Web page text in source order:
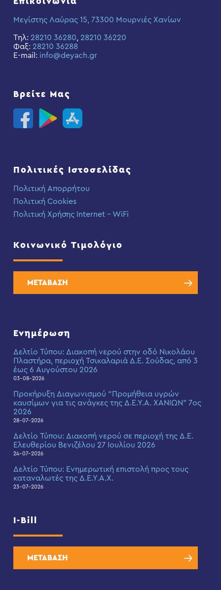
Μεγίστης Λαύρας 15, 73300 Μουρνιές Χανίων
Τηλ: 28210 36280, 28210 36220
Φαξ: 28210 36288
E-mail: info@deyach.gr
Βρείτε Μας
Πολιτικές Ιστοσελίδας
Πολιτική Απορρήτου
Πολιτική Cookies
Πολιτική Χρήσης Internet – WiFi
Κοινωνικό Τιμολόγιο
ΜΕΤΑΒΑΣΗ
Ενημέρωση
Δελτίο Τύπου: Διακοπή νερού στην οδό Νικολάου
Πλαστήρα, περιοχή Τσικαλαριά Δ.Ε. Σούδας, από 3
έως 6 Αυγούστου 2026
03-08-2026
Προκήρυξη Διαγωνισμού “Προμήθεια υγρών
καυσίμων για τις ανάγκες της Δ.Ε.Υ.Α. ΧΑΝΙΩΝ” 7ος
2026
28-07-2026
Δελτίο Τύπου: Διακοπή νερού σε περιοχή της Δ.Ε.
Ελευθερίου Βενιζέλου 27 Ιουλίου 2026
24-07-2026
Δελτίο Τύπου: Eνημερωτική επιστολή προς τους
καταναλωτές της Δ.Ε.Υ.Α.Χ.
23-07-2026
I-Bill
ΜΕΤΑΒΑΣΗ